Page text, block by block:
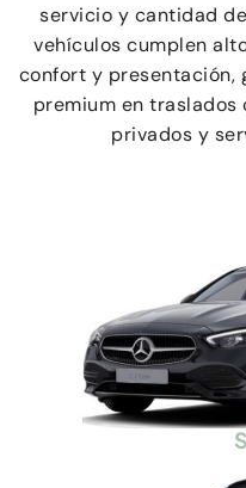
servicio y cantidad
vehículos cumplen
confort y presentación,
premium en traslados
privados y